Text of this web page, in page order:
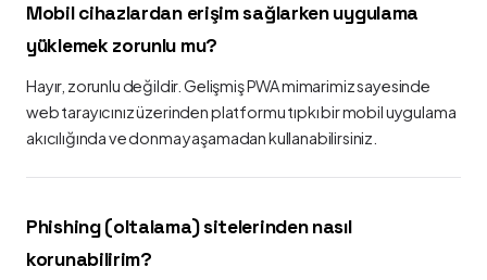
Mobil cihazlardan erişim sağlarken uygulama
yüklemek zorunlu mu?
Hayır, zorunlu değildir. Gelişmiş PWA mimarimiz sayesinde
web tarayıcınız üzerinden platformu tıpkı bir mobil uygulama
akıcılığında ve donma yaşamadan kullanabilirsiniz.
Phishing (oltalama) sitelerinden nasıl
korunabilirim?